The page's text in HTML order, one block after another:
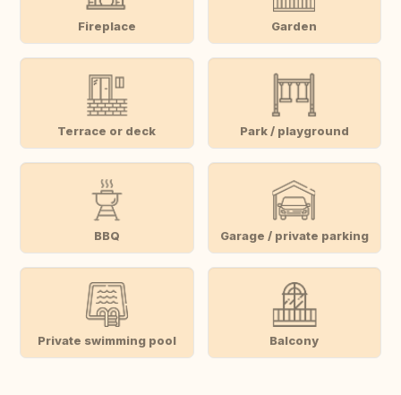
Fireplace Garden
Terrace or deck Park / playground
BBQ Garage / private parking
Private swimming pool Balcony